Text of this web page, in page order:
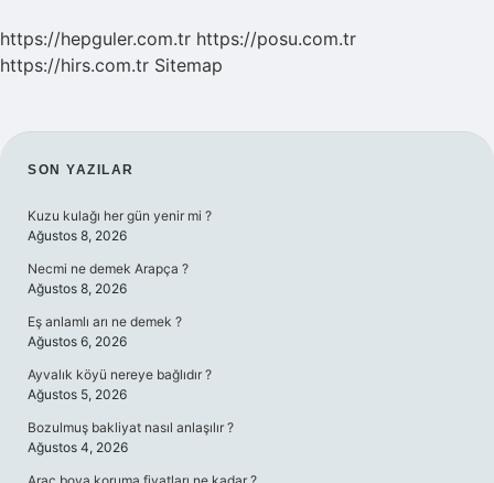
https://hepguler.com.tr https://posu.com.tr
https://hirs.com.tr Sitemap
SIDEBAR
SON YAZILAR
Kuzu kulağı her gün yenir mi ?
Ağustos 8, 2026
Necmi ne demek Arapça ?
Ağustos 8, 2026
Eş anlamlı arı ne demek ?
Ağustos 6, 2026
Ayvalık köyü nereye bağlıdır ?
Ağustos 5, 2026
Bozulmuş bakliyat nasıl anlaşılır ?
Ağustos 4, 2026